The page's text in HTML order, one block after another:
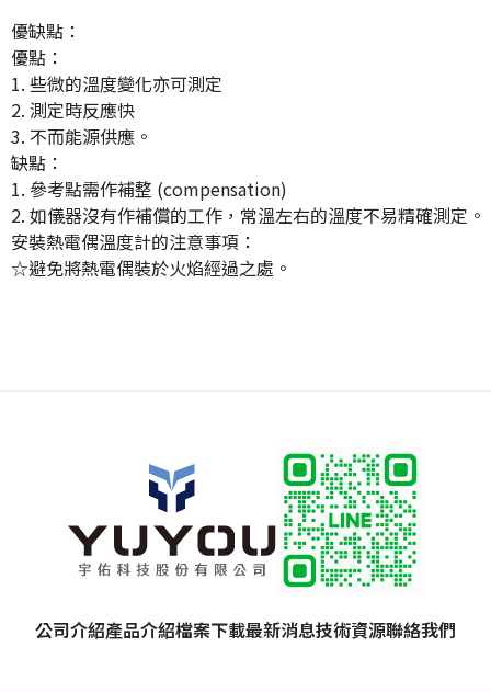
優缺點：
優點：
1. 些微的溫度變化亦可測定
2. 測定時反應快
3. 不而能源供應。
缺點：
1. 參考點需作補整 (compensation)
2. 如儀器沒有作補償的工作，常溫左右的溫度不易精確測定。
安裝熱電偶溫度計的注意事項：
☆避免將熱電偶裝於火焰經過之處。
公司介紹產品介紹檔案下載最新消息技術資源聯絡我們